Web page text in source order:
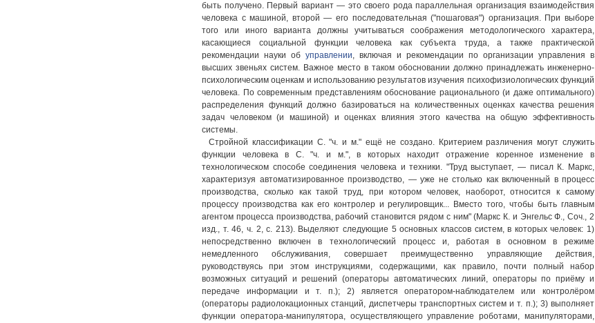
быть получено. Первый вариант — это своего рода параллельная организация взаимодействия
человека с машиной, второй — его последовательная ("пошаговая") организация. При выборе
того или иного варианта должны учитываться соображения методологического характера,
касающиеся социальной функции человека как субъекта труда, а также практической
рекомендации науки об управлении, включая и рекомендации по организации управления в
высших звеньях систем. Важное место в таком обосновании должно принадлежать инженерно-
психологическим оценкам и использованию результатов изучения психофизиологических функций
человека. По современным представлениям обоснование рационального (и даже оптимального)
распределения функций должно базироваться на количественных оценках качества решения
задач человеком (и машиной) и оценках влияния этого качества на общую эффективность
системы.
Стройной классификации С. "ч. и м." ещё не создано. Критерием различения могут служить
функции человека в С. "ч. и м.", в которых находит отражение коренное изменение в
технологическом способе соединения человека и техники. "Труд выступает, — писал К. Маркс,
характеризуя автоматизированное производство, — уже не столько как включенный в процесс
производства, сколько как такой труд, при котором человек, наоборот, относится к самому
процессу производства как его контролер и регулировщик... Вместо того, чтобы быть главным
агентом процесса производства, рабочий становится рядом с ним" (Маркс К. и Энгельс Ф., Соч., 2
изд., т. 46, ч. 2, с. 213). Выделяют следующие 5 основных классов систем, в которых человек: 1)
непосредственно включен в технологический процесс и, работая в основном в режиме
немедленного обслуживания, совершает преимущественно управляющие действия,
руководствуясь при этом инструкциями, содержащими, как правило, почти полный набор
возможных ситуаций и решений (операторы автоматических линий, операторы по приёму и
передаче информации и т. п.); 2) является оператором-наблюдателем или контролёром
(операторы радиолокационных станций, диспетчеры транспортных систем и т. п.); 3) выполняет
функции оператора-манипулятора, осуществляющего управление роботами, манипуляторами,